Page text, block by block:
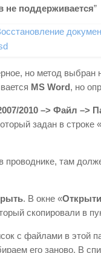
не поддерживается”
но метод выбран
MS Word, но
2010 –> Файл –>
задан в строке «
проводнике, там
. В окне «
скопировали в
с файлами в этой
его заново. В